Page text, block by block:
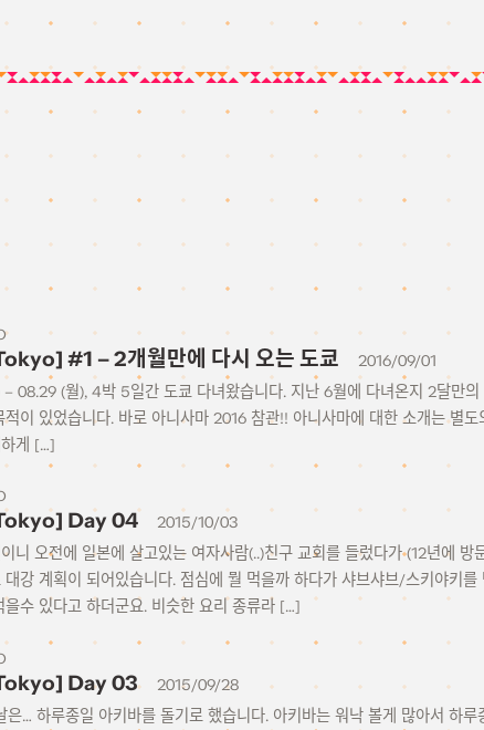
#1 – 2개월만에 다시 오는 도쿄
2016/09/01
08.29 (월), 4박 5일간 도쿄 다녀왔습니다. 지난 6월에 다녀온지 2달만의
적이 있었습니다. 바로 아니사마 2016 참관!! 아니사마에 대한 소개는 별
하게 […]
Day 04
2015/10/03
니 오전에 일본에 살고있는 여자사람(..)친구 교회를 들렀다가 (12년에 방
대강 계획이 되어있습니다. 점심에 뭘 먹을까 하다가 샤브샤브/스키야키
을수 있다고 하더군요. 비슷한 요리 종류라 […]
Day 03
2015/09/28
은… 하루종일 아키바를 돌기로 했습니다. 아키바는 워낙 볼게 많아서 하